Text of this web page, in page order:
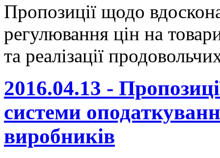
Пропозиції щодо
регулювання цін на
та реалізації
2016.04.13 -
системи
виробників